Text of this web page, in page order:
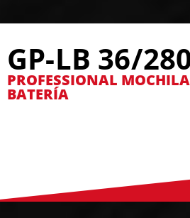
GP-LB 36/
PROFESSIONAL
BATERÍA